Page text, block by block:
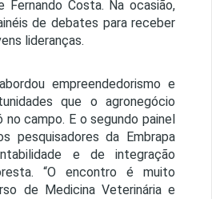
Fernando Costa. Na ocasião,
de debates para receber
lideranças.
empreendedorismo e
que o agronegócio
campo. E o segundo painel
pesquisadores da Embrapa
e de integração
“O encontro é muito
de Medicina Veterinária e